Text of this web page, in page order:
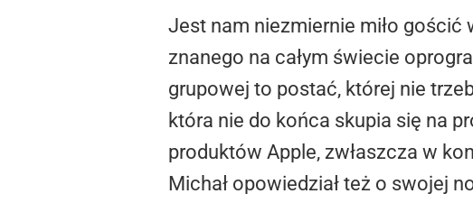
Jest nam niezmiernie miło
znanego na całym świecie
grupowej to postać, której nie
która nie do końca skupia się na
produktów Apple, zwłaszcza w
Michał opowiedział też o swojej